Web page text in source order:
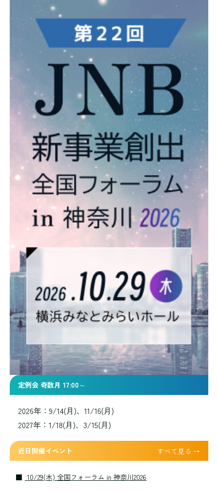
定例会 奇数月 17:00～
2026年：9/14(月)、11/16(月)
2027年：1/18(月)、3/15(月)
近日開催イベント すべて見る →
10/29(木) 全国フォーラム in 神奈川2026